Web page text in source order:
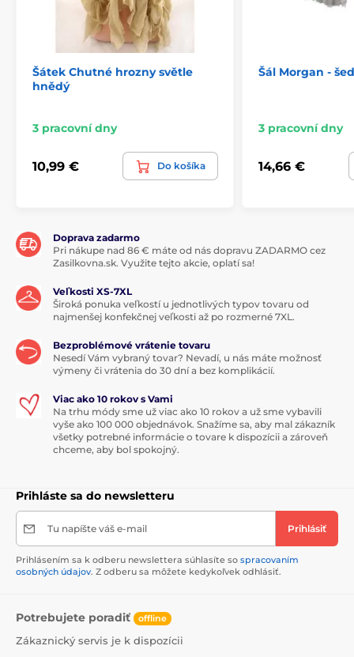
Šátek Chutné hrozny světle
hnědý
3 pracovní dny
10,99 € Do košíka
Šál Morgan -
3 pracovní dny
14,66 €
Doprava zadarmo
Pri nákupe nad 86 € máte od nás dopravu ZADARMO cez
Zasilkovna.sk. Využite tejto akcie, oplatí sa!
Veľkosti XS-7XL
Široká ponuka veľkostí u jednotlivých typov tovaru od
najmenšej konfekčnej veľkosti až po rozmerné 7XL.
Bezproblémové vrátenie tovaru
Nesedí Vám vybraný tovar? Nevadí, u nás máte možnosť
výmeny či vrátenia do 30 dní a bez komplikácií.
Viac ako 10 rokov s Vami
Na trhu módy sme už viac ako 10 rokov a už sme vybavili
vyše ako 100 000 objednávok. Snažíme sa, aby mal zákazník
všetky potrebné informácie o tovare k dispozícii a zároveň
chceme, aby bol spokojný.
Prihláste sa do newsletteru
Tu napíšte váš e-mail Prihlásiť
Prihlásením sa k odberu newslettera súhlasíte so spracovaním
osobných údajov. Z odberu sa môžete kedykoľvek odhlásiť.
Potrebujete poradiť offline
Zákaznický servis je k dispozícii